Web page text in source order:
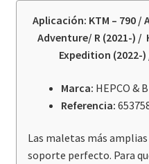
Aplicación: KTM – 790 /
Adventure/ R (2021-) /
Expedition (2022-)
Marca: HEPCO &
Referencia:
Las maletas más
soporte perfecto. Para